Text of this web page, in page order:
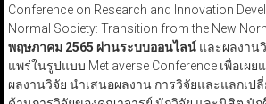
Conference on Research and Innovation
Normal Society: Transition from the New
พฤษภาคม 2565 ผ่านระบบออนไลน์ และผลงาน
แพร่ในรูปแบบ Met averse Conference เพื่อเผ
ผลงานวิจัย นำเสนอผลงาน การวิจัยและแลกเ